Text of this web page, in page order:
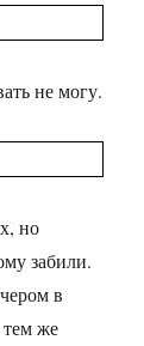
не могу.
но
забили.
в
тем же